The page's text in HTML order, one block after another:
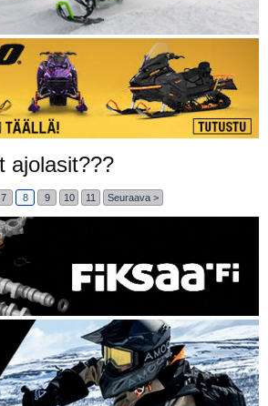
ajolasit???
7 8 9 10 11 Seuraava >